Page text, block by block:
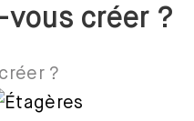
créer ?